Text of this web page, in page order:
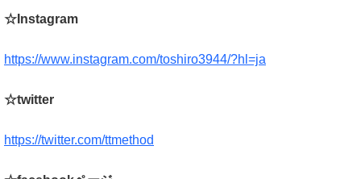
☆Instagram
https://www.instagram.com/toshiro3944/?hl=ja
☆twitter
https://twitter.com/ttmethod